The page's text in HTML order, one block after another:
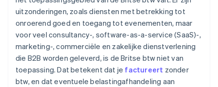
uitzonderingen, zoals diensten met betrekking tot
onroerend goed en toegang tot evenementen, maar
voor veel consultancy-, software-as-a-service (SaaS)-,
marketing-, commerciële en zakelijke dienstverlening
die B2B worden geleverd, is de Britse btw niet van
toepassing. Dat betekent dat je factureert zonder
btw, en dat eventuele belastingafhandeling aan